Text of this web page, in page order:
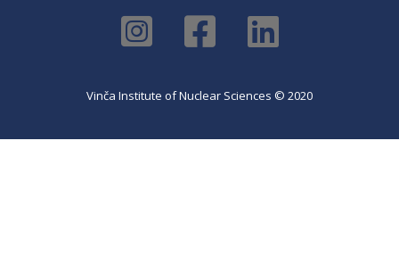
Vinča Institute of Nuclear Sciences © 2020